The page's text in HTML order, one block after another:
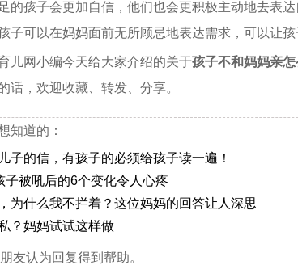
的孩子会更加自信，他们也会更积极主动地去表
子可以在妈妈面前无所顾忌地表达需求，可以让孩
儿网小编今天给大家介绍的关于孩子不和妈妈亲
话，欢迎收藏、转发、分享。
知道的：
子的信，有孩子的必须给孩子读一遍！
子被吼后的6个变化令人心疼
为什么我不拦着？这位妈妈的回答让人深思
？妈妈试试这样做
友认为回复得到帮助。